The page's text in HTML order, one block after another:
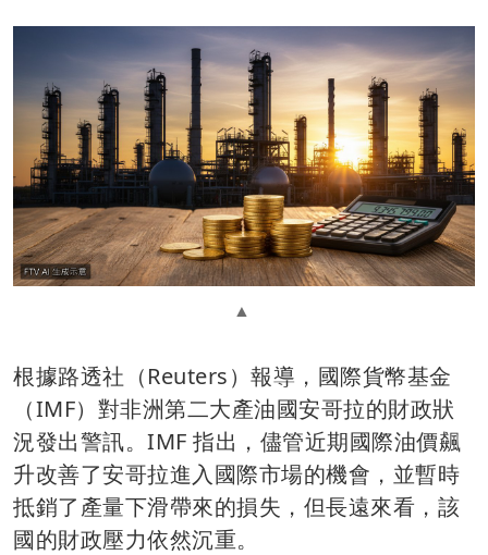
根據路透社（Reuters）報導，國際貨幣基金
（IMF）對非洲第二大產油國安哥拉的財政狀
況發出警訊。IMF 指出，儘管近期國際油價飆
升改善了安哥拉進入國際市場的機會，並暫時
抵銷了產量下滑帶來的損失，但長遠來看，該
國的財政壓力依然沉重。